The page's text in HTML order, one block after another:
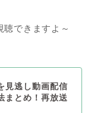
聴できますよ～
見逃し動画配信
まとめ！再放送